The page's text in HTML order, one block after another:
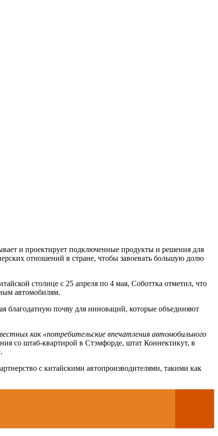
и проектирует подключенные продукты и решения для
отношений в стране, чтобы завоевать большую долю
столице с 25 апреля по 4 мая, Соботтка отметил, что
автомобилям.
благодатную почву для инноваций, которые объединяют
как «потребительские впечатления автомобильного
со штаб-квартирой в Стэмфорде, штат Коннектикут, в
с китайскими автопроизводителями, такими как